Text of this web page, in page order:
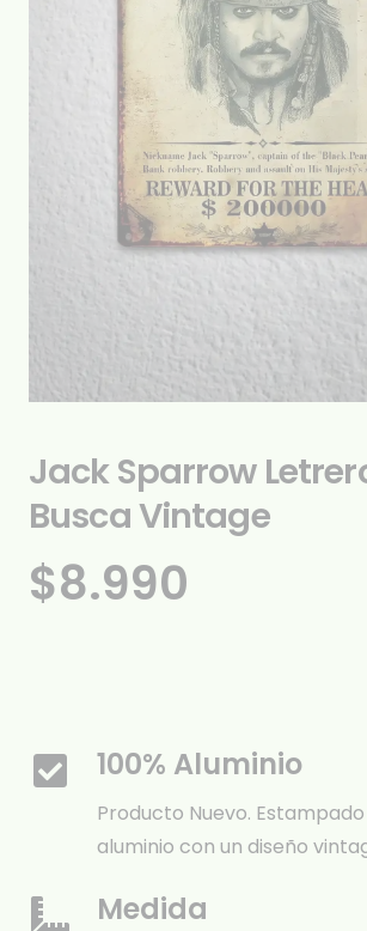
Jack Sparrow
Busca Vintage
$8.990
100% Aluminio
Producto Nuevo.
aluminio con un diseño
Medida